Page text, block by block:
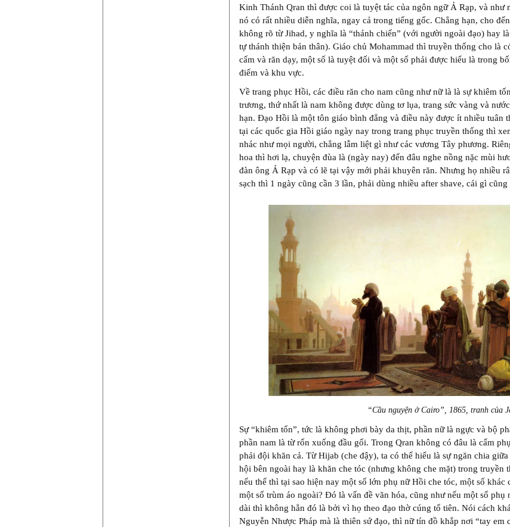
Kinh Thánh Qran thì được coi là tuyệt tác của ngôn ngữ Ả Rạp, và như
nó có rất nhiều diễn nghĩa, ngay cả trong tiếng gốc. Chẳng hạn, cho
không rõ từ Jihad, y nghĩa là “thánh chiến” (với người ngoài đạo) hay
tự thánh thiện bản thân). Giáo chủ Mohammad thì truyền thống cho là
cấm và răn dạy, một số là tuyệt đối và một số phải được hiểu là trong
điểm và khu vực.
Về trang phục Hồi, các điều răn cho nam cũng như nữ là là sự khiêm
trương, thứ nhất là nam không được dùng tơ lụa, trang sức vàng và
hạn. Đạo Hồi là một tôn giáo bình đẳng và điều này được ít nhiều tuân
tại các quốc gia Hồi giáo ngày nay trong trang phục truyền thống thì
nhác như mọi người, chẳng lẫm liệt gì như các vương Tây phương.
hoa thì hơi lạ, chuyện đùa là (ngày nay) đến đâu nghe nồng nặc mùi
đàn ông Ả Rạp và có lẽ tại vậy mới phải khuyên răn. Nhưng họ nhiều
sạch thì 1 ngày cũng cần 3 lần, phải dùng nhiều after shave, cái gì
“Cầu nguyện ở Cairo”, 1865, tranh của
Sự “khiêm tốn”, tức là không phơi bày da thịt, phần nữ là ngực và bộ
phần nam là từ rốn xuống đầu gối. Trong Qran không có đâu là cấm
phải đội khăn cả. Từ Hijab (che đậy), ta có thể hiểu là sự ngăn chia
hội bên ngoài hay là khăn che tóc (nhưng không che mặt) trong truyền
nếu thế thì tại sao hiện nay một số lớn phụ nữ Hồi che tóc, một số khác
một số trùm áo ngoài? Đó là vấn đề văn hóa, cũng như nếu một số phụ
dài thì không hẳn đó là bởi vì họ theo đạo thờ cúng tổ tiên. Nói cách
Nguyễn Nhược Pháp mà là thiên sứ đạo, thì nữ tín đồ khắp nơi “tay em